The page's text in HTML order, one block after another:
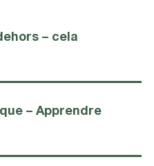
– cela
– Apprendre